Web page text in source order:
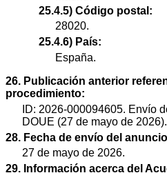
25.4.5) Código postal:
28020.
25.4.6) País:
España.
26. Publicación anterior
procedimiento:
ID: 2026-000094605. Envío
DOUE (27 de mayo de 2026).
28. Fecha de envío del
27 de mayo de 2026.
29. Información acerca del